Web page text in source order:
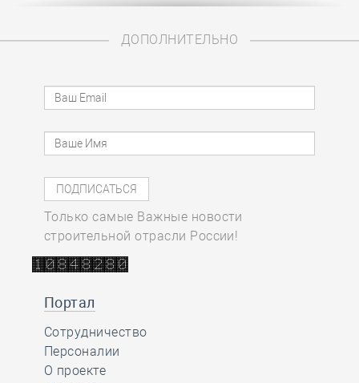
ДОПОЛНИТЕЛЬНО
Только самые Важные новости
строительной отрасли России!
Портал
Сотрудничество
Персоналии
О проекте